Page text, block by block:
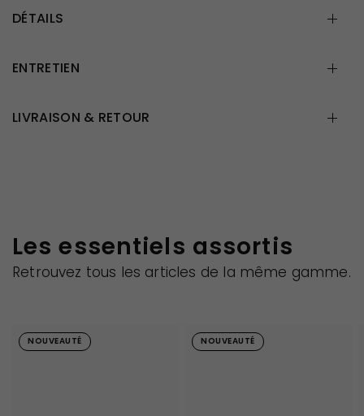
DÉTAILS
ENTRETIEN
LIVRAISON & RETOUR
Les essentiels assortis
Retrouvez tous les articles de la même gamme.
NOUVEAUTÉ NOUVEAUTÉ